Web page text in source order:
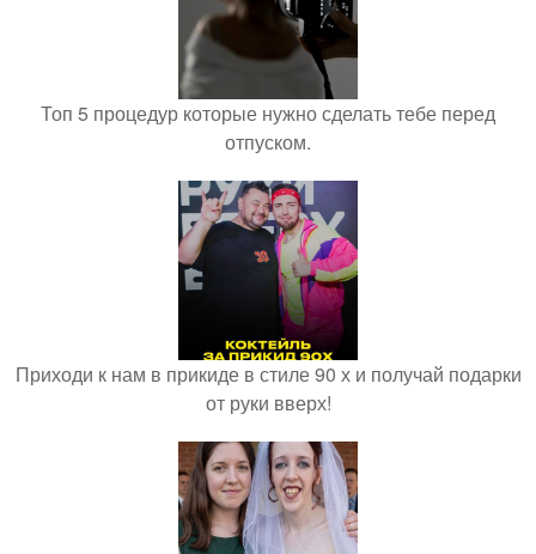
Топ 5 процедур которые нужно сделать тебе перед
отпуском.
Приходи к нам в прикиде в стиле 90 х и получай подарки
от руки вверх!